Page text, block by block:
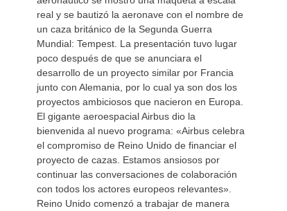
real y se bautizó la aeronave con el nombre de
un caza británico de la Segunda Guerra
Mundial: Tempest. La presentación tuvo lugar
poco después de que se anunciara el
desarrollo de un proyecto similar por Francia
junto con Alemania, por lo cual ya son dos los
proyectos ambiciosos que nacieron en Europa.
El gigante aeroespacial Airbus dio la
bienvenida al nuevo programa: «Airbus celebra
el compromiso de Reino Unido de financiar el
proyecto de cazas. Estamos ansiosos por
continuar las conversaciones de colaboración
con todos los actores europeos relevantes».
Reino Unido comenzó a trabajar de manera